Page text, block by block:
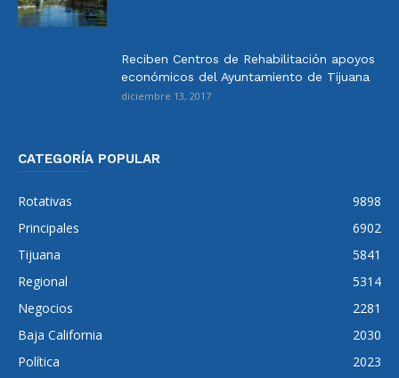
Reciben Centros de Rehabilitación apoyos
económicos del Ayuntamiento de Tijuana
diciembre 13, 2017
CATEGORÍA POPULAR
Rotativas
9898
Principales
6902
Tijuana
5841
Regional
5314
Negocios
2281
Baja California
2030
Política
2023